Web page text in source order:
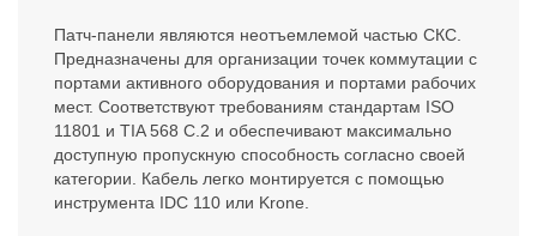
Патч-панели являются неотъемлемой частью СКС.
Предназначены для организации точек коммутации с
портами активного оборудования и портами рабочих
мест. Соответствуют требованиям стандартам ISO
11801 и TIA 568 C.2 и обеспечивают максимально
доступную пропускную способность согласно своей
категории. Кабель легко монтируется с помощью
инструмента IDC 110 или Krone.